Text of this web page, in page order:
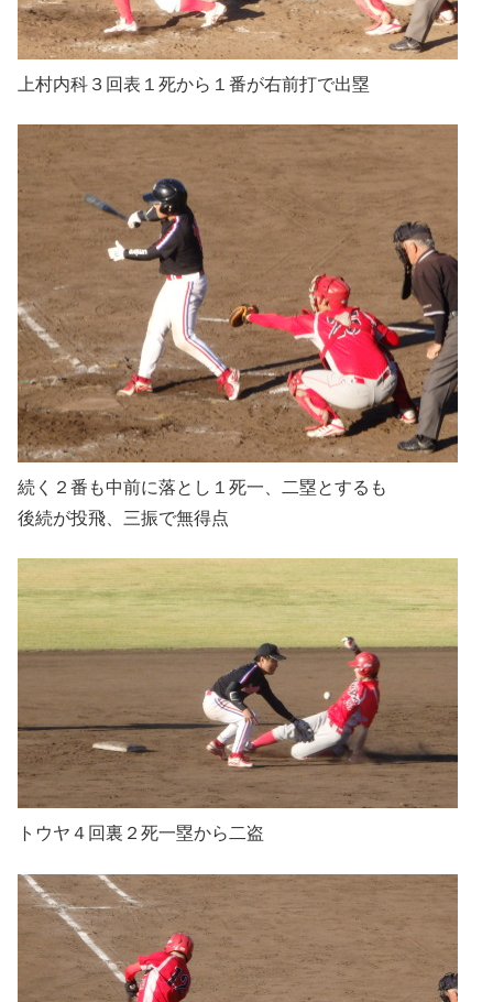
上村内科３回表１死から１番が右前打で出塁
続く２番も中前に落とし１死一、二塁とするも
後続が投飛、三振で無得点
トウヤ４回裏２死一塁から二盗